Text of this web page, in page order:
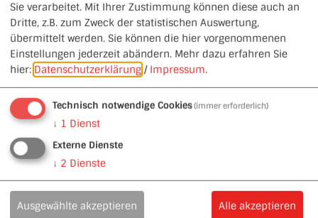
Sie verarbeitet. Mit Ihrer Zustimmung können diese auch an
Dritte, z.B. zum Zweck der statistischen Auswertung,
übermittelt werden. Sie können die hier vorgenommenen
Einstellungen jederzeit abändern. Mehr dazu erfahren Sie
hier: Datenschutzerklärung / Impressum.
Technisch notwendige Cookies(immer erforderlich)
↓ 1 Dienst
Externe Dienste
↓ 2 Dienste
Ausgewählte akzeptieren Alle akzeptieren